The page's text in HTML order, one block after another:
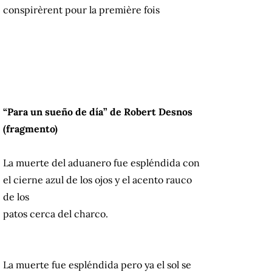
conspirèrent pour la première fois
“Para un sueño de día” de Robert Desnos
(fragmento)
La muerte del aduanero fue espléndida con
el cierne azul de los ojos y el acento rauco
de los
patos cerca del charco.
La muerte fue espléndida pero ya el sol se